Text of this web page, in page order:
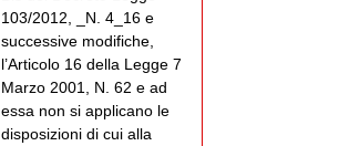
103/2012, _N. 4_16 e
successive modifiche,
l’Articolo 16 della Legge 7
Marzo 2001, N. 62 e ad
essa non si applicano le
disposizioni di cui alla